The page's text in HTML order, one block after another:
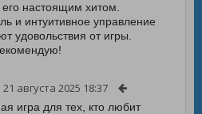
настоящим хитом.
и интуитивное управление
удовольствия от игры.
21 августа 2025 18:37
игра для тех, кто любит